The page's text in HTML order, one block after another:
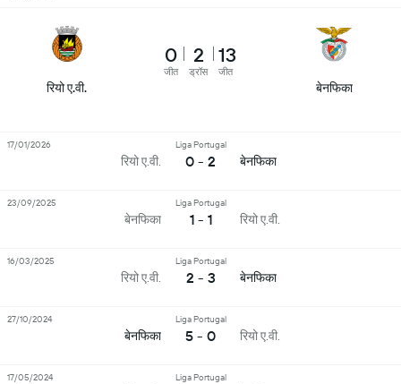
रियो ए.वी.
0
जीत
2
ड्रॉस
13
जीत
बेनफिका
रियो ए.वी.
Liga Portugal
0 - 2 बेनफिका
17/01/2026
बेनफिका
Liga Portugal
1 - 1 रियो ए.वी.
23/09/2025
रियो ए.वी.
Liga Portugal
2 - 3 बेनफिका
16/03/2025
बेनफिका
Liga Portugal
5 - 0 रियो ए.वी.
27/10/2024
Liga Portugal
17/05/2024